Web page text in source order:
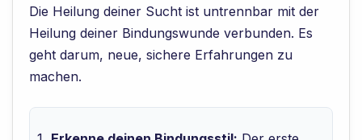
Die Heilung deiner Sucht ist untrennbar mit der
Heilung deiner Bindungswunde verbunden. Es
geht darum, neue, sichere Erfahrungen zu
machen.